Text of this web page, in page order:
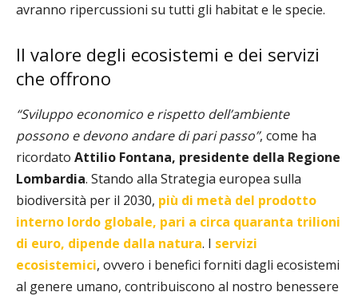
avranno ripercussioni su tutti gli habitat e le specie.
Il valore degli ecosistemi e dei servizi
che offrono
“Sviluppo economico e rispetto dell’ambiente
possono e devono andare di pari passo”, come ha
ricordato Attilio Fontana, presidente della Regione
Lombardia. Stando alla Strategia europea sulla
biodiversità per il 2030, più di metà del prodotto
interno lordo globale, pari a circa quaranta trilioni
di euro, dipende dalla natura. I servizi
ecosistemici, ovvero i benefici forniti dagli ecosistemi
al genere umano, contribuiscono al nostro benessere